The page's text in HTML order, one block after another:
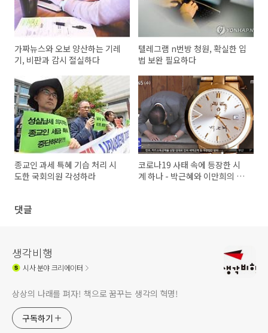
가짜뉴스와 오보 양산하는 기레
기, 비판과 감시 절실하다
텔레그램 n번방 청원, 확실한 입
법 보완 필요하다
종교인 과세 특혜 기습 처리 시
도한 국회의원 각성하라
코로나19 사태 속에 등장한 시
계 하나 - 박근혜와 이만희의 연
댓글
생각비행
시사분야 크리에이터
상상의 나래를 펴자! 책으로 꿈꾸는 생각의 혁명!
구독하기